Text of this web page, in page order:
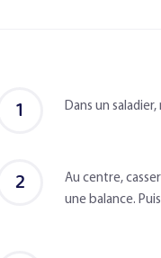
1 Dans un
2
Au centre,
une balance.